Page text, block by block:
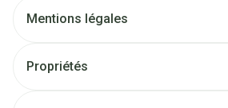
Mentions légales
Propriétés